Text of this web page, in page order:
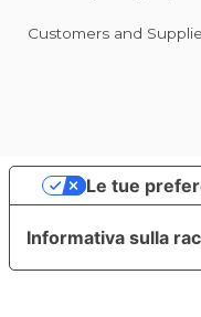
Customers and
Informativa sulla
Le tue